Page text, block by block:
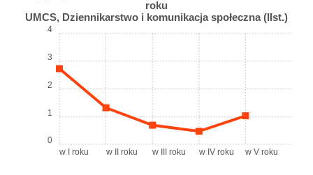
roku
UMCS, Dziennikarstwo i komunikacja społeczna (IIst.)
w I roku w II roku w III roku w IV roku w V roku
0
1
2
3
4